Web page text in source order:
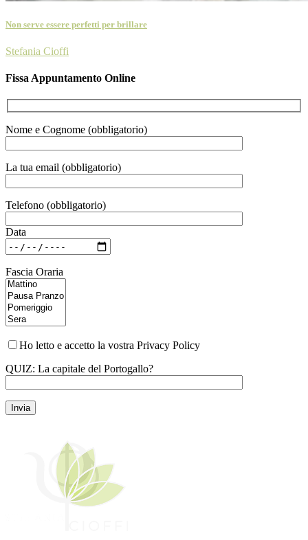
Non serve essere perfetti per brillare
Stefania Cioffi
Fissa Appuntamento Online
Nome e Cognome (obbligatorio)
La tua email (obbligatorio)
Telefono (obbligatorio)
Data
Fascia Oraria
Ho letto e accetto la vostra Privacy Policy
QUIZ: La capitale del Portogallo?
Si prega di lasciare vuoto questo campo.
Invia